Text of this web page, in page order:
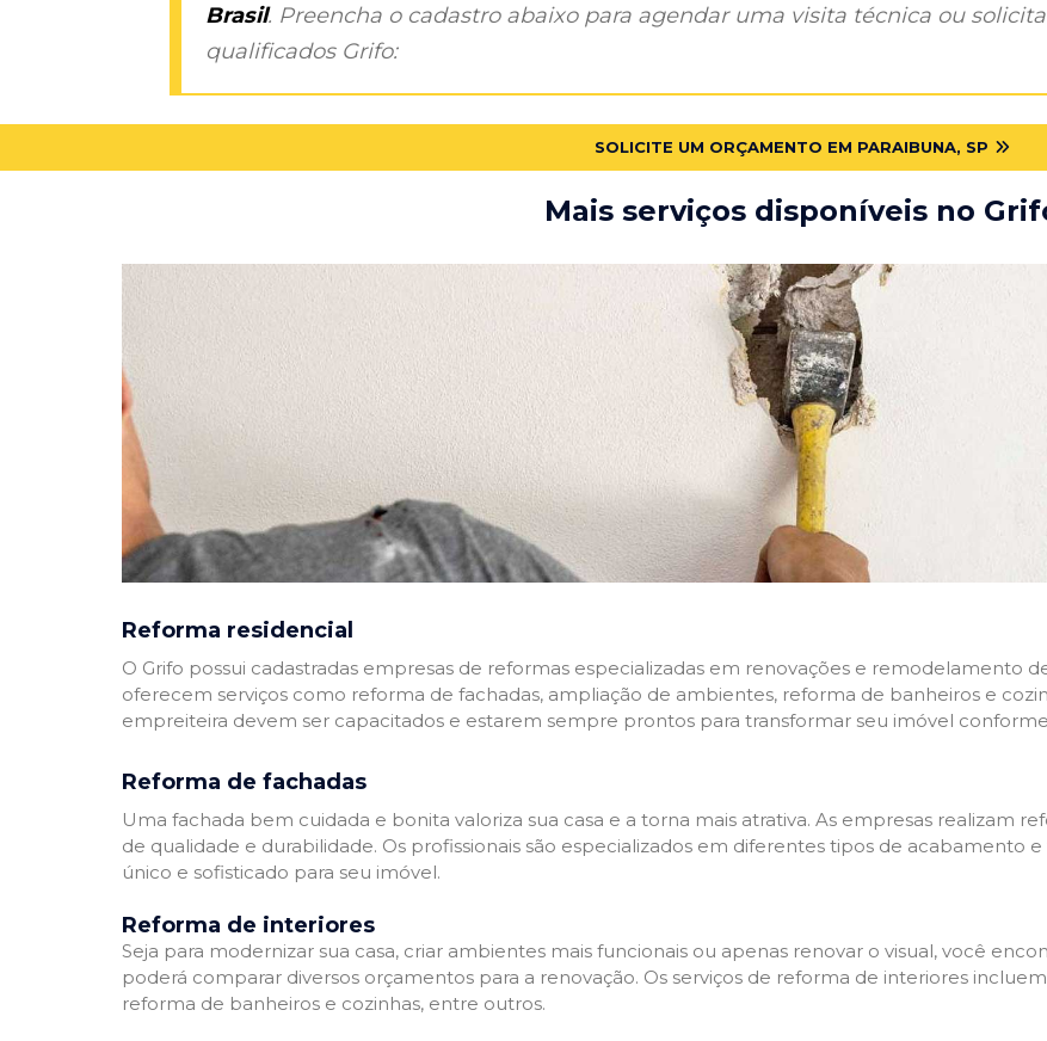
Brasil. Preencha o cadastro abaixo para agendar uma visita técnica ou
qualificados Grifo:
SOLICITE UM ORÇAMENTO EM PARAIBUNA, SP
Mais serviços disponíveis no
Reforma residencial
O Grifo possui cadastradas empresas de reformas especializadas em renovações e remodelamento
oferecem serviços como reforma de fachadas, ampliação de ambientes, reforma de banheiros e
empreiteira devem ser capacitados e estarem sempre prontos para transformar seu imóvel conforme
Reforma de fachadas
Uma fachada bem cuidada e bonita valoriza sua casa e a torna mais atrativa. As empresas realizam
de qualidade e durabilidade. Os profissionais são especializados em diferentes tipos de acabamento
único e sofisticado para seu imóvel.
Reforma de interiores
Seja para modernizar sua casa, criar ambientes mais funcionais ou apenas renovar o visual, você
poderá comparar diversos orçamentos para a renovação. Os serviços de reforma de interiores
reforma de banheiros e cozinhas, entre outros.